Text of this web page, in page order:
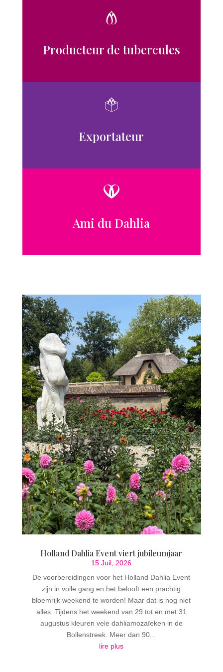
Producteur de tubercules
Exportateur
Ami du Dahlia
Holland Dahlia Event viert jubileumjaar
15 Juil, 2026
De voorbereidingen voor het Holland Dahlia Event
zijn in volle gang en het belooft een prachtig
bloemrijk weekend te worden! Maar dat is nog niet
alles. Tijdens het weekend van 29 tot en met 31
augustus kleuren vele dahliamozaïeken in de
Bollenstreek. Meer dan 90...
lire plus